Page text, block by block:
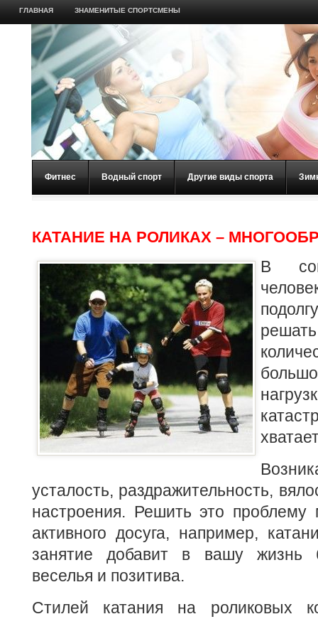
ГЛАВНАЯ ЗНАМЕНИТЫЕ СПОРТСМЕНЫ
Фитнес Водный спорт Другие виды спорта
КАТАНИЕ НА РОЛИКАХ –
В
усталость, раздражительность,
настроения. Решить это
активного досуга, например,
занятие добавит в вашу жизнь
веселья и позитива.
Стилей катания на роликовых